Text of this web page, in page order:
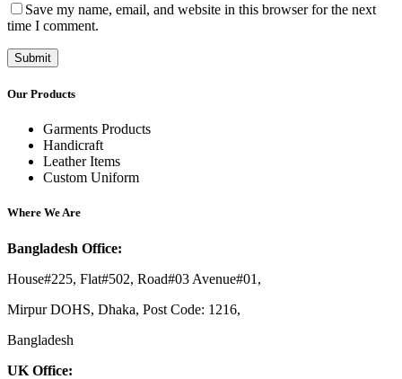
Save my name, email, and website in this browser for the next
time I comment.
Our Products
Garments Products
Handicraft
Leather Items
Custom Uniform
Where We Are
Bangladesh Office:
House#225, Flat#502, Road#03 Avenue#01,
Mirpur DOHS, Dhaka, Post Code: 1216,
Bangladesh
UK Office: